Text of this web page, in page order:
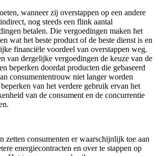
wanneer zij overstappen op een andere
nog steeds een flink aantal
betalen. Die vergoedingen maken het
wat het beste product of de beste dienst is en
financiële voordeel van overstappen weg.
van dergelijke vergoedingen de keuze van de
beperken doordat producten die gebaseerd
consumententrouw niet langer worden
van het verdere gebruik ervan het
van de consument en de concurrentie
zetten consumenten er waarschijnlijk toe aan
energiecontracten en over te stappen op